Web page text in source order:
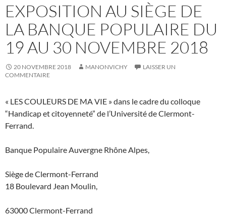
EXPOSITION AU SIÈGE DE
LA BANQUE POPULAIRE DU
19 AU 30 NOVEMBRE 2018
20 NOVEMBRE 2018 MANONVICHY
LAISSER UN
COMMENTAIRE
« LES COULEURS DE MA VIE » dans le cadre du colloque
“Handicap et citoyenneté” de l’Université de Clermont-
Ferrand.
Banque Populaire Auvergne Rhône Alpes,
Siège de Clermont-Ferrand
18 Boulevard Jean Moulin,
63000 Clermont-Ferrand